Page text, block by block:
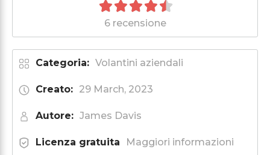
6 recensione
Categoria: Volantini aziendali
Creato: 29 March, 2023
Autore: James Davis
Licenza gratuita Maggiori informazioni